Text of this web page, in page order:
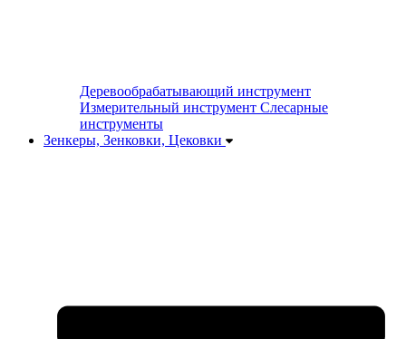
Деревообрабатывающий инструмент
Измерительный инструмент Слесарные
инструменты
Зенкеры, Зенковки, Цековки